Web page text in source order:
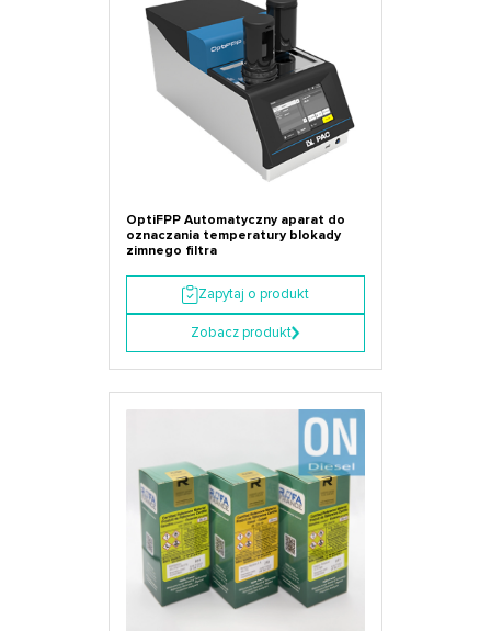
OptiFPP Automatyczny aparat do
oznaczania temperatury blokady
zimnego filtra
Zapytaj o produkt
Zobacz produkt